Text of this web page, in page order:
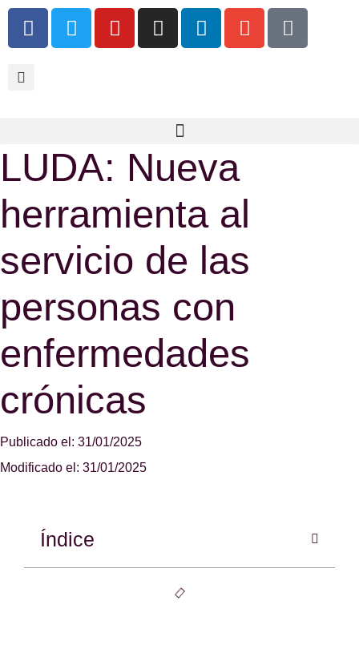
LUDA: Nueva
herramienta al
servicio de las
personas con
enfermedades
crónicas
Publicado el: 31/01/2025
Modificado el: 31/01/2025
Índice